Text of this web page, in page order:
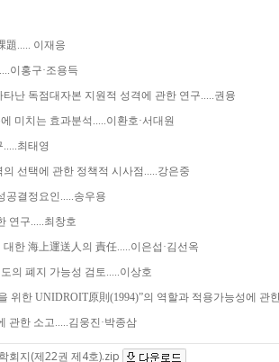
題..... 이재응
이홍구·조용득
난 독점대자본 지원적 성격에 관한 연구.....권융
미치는 효과분석.....이환호·서대원
최태영
선택에 관한 정책적 시사점.....강은중
공결정요인.....송우용
연구.....최창호
한 海上運送人의 責任.....이은섭·김선옥
의 폐지 가능성 검토.....이상호
위한 UNIDROIT原則(1994)”의 역할과 적용가능성에 관
관한 소고.....김웅진·박종삼
회지(제22권 제4호).zip